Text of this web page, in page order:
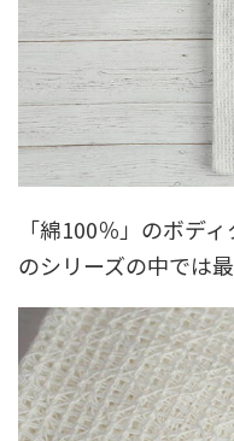
「綿100％」のボデ
のシリーズの中では